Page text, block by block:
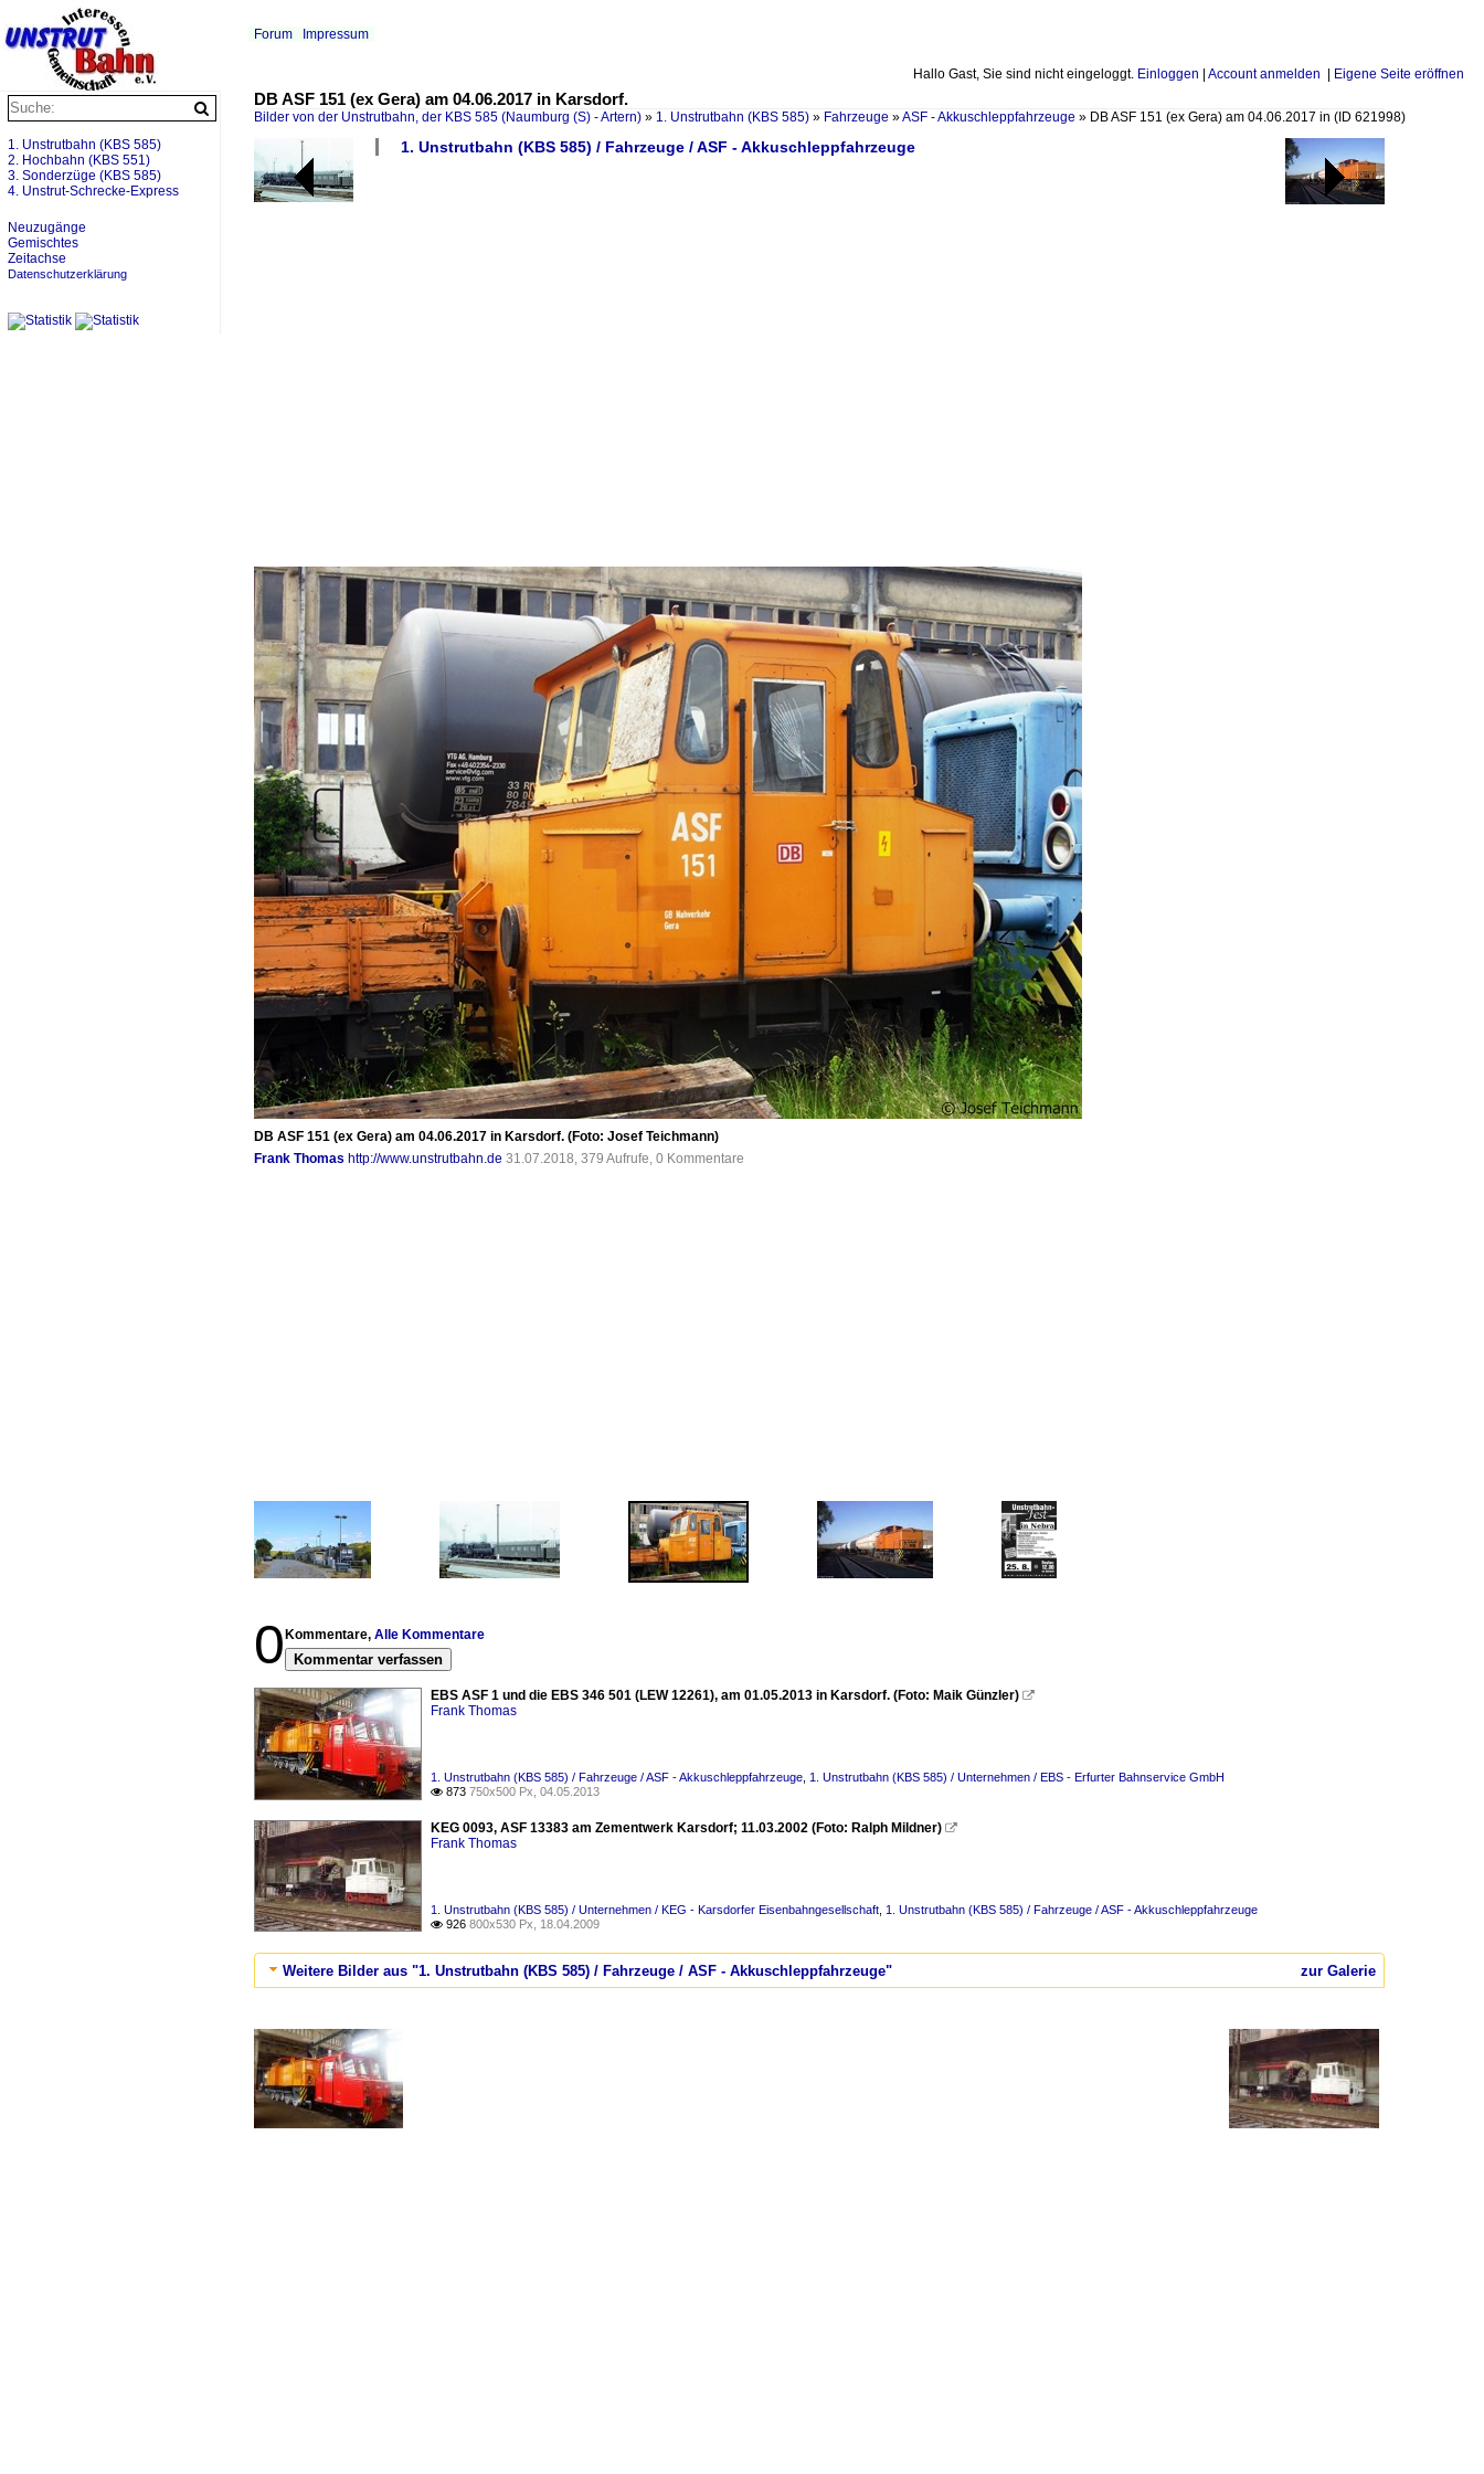
Hallo Gast, Sie sind nicht eingeloggt. Einloggen Account anmelden Eigene Seite eröffnen
Forum Impressum
DB ASF 151 (ex Gera) am 04.06.2017 in Karsdorf.
Bilder von der Unstrutbahn, der KBS 585 (Naumburg (S) - Artern) » 1. Unstrutbahn (KBS 585) » Fahrzeuge »ASF - Akkuschleppfahrzeuge » DB ASF 151 (ex Gera) am 04.06.2017 in (ID 621998)
1. Unstrutbahn (KBS 585) / Fahrzeuge / ASF - Akkuschleppfahrzeuge
DB ASF 151 (ex Gera) am 04.06.2017 in Karsdorf. (Foto: Josef Teichmann)
Frank Thomas http://www.unstrutbahn.de 31.07.2018, 379 Aufrufe, 0 Kommentare
0 Kommentare, Alle Kommentare
Kommentar verfassen
EBS ASF 1 und die EBS 346 501 (LEW 12261), am 01.05.2013 in Karsdorf. (Foto: Maik Günzler) 
Frank Thomas
1. Unstrutbahn (KBS 585) / Fahrzeuge / ASF - Akkuschleppfahrzeuge 1. Unstrutbahn (KBS 585) / Unternehmen / EBS - Erfurter Bahnservice GmbH
 873 750x500 Px, 04.05.2013
KEG 0093, ASF 13383 am Zementwerk Karsdorf; 11.03.2002 (Foto: Ralph Mildner) 
Frank Thomas
1. Unstrutbahn (KBS 585) / Unternehmen / KEG - Karsdorfer Eisenbahngesellschaft 1. Unstrutbahn (KBS 585) / Fahrzeuge / ASF - Akkuschleppfahrzeuge
 926 800x530 Px, 18.04.2009
zur Galerie
Weitere Bilder aus "1. Unstrutbahn (KBS 585) / Fahrzeuge / ASF - Akkuschleppfahrzeuge"
1. Unstrutbahn (KBS 585)
2. Hochbahn (KBS 551)
3. Sonderzüge (KBS 585)
4. Unstrut-Schrecke-Express
Neuzugänge
Gemischtes
Zeitachse
Datenschutzerklärung